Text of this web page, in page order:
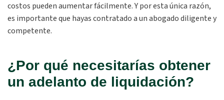
costos pueden aumentar fácilmente. Y por esta única razón,
es importante que hayas contratado a un abogado diligente y
competente.
¿Por qué necesitarías obtener
un adelanto de liquidación?